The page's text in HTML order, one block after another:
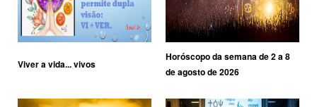
Viver a vida... vivos
Horóscopo da semana de 2 a 8
de agosto de 2026